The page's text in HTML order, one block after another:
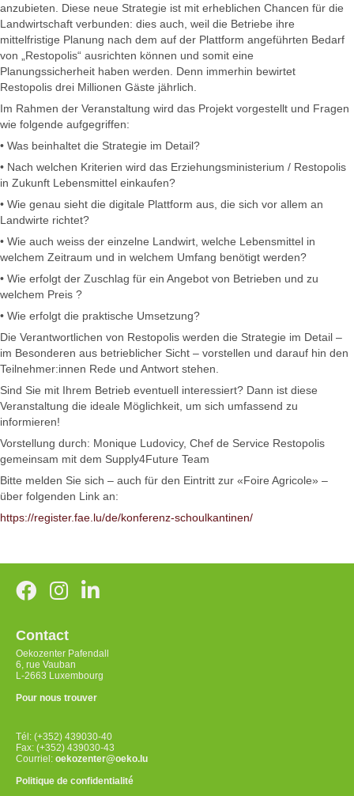
anzubieten. Diese neue Strategie ist mit erheblichen Chancen für die
Landwirtschaft verbunden: dies auch, weil die Betriebe ihre
mittelfristige Planung nach dem auf der Plattform angeführten Bedarf
von „Restopolis“ ausrichten können und somit eine
Planungssicherheit haben werden. Denn immerhin bewirtet
Restopolis drei Millionen Gäste jährlich.
Im Rahmen der Veranstaltung wird das Projekt vorgestellt und Fragen
wie folgende aufgegriffen:
• Was beinhaltet die Strategie im Detail?
• Nach welchen Kriterien wird das Erziehungsministerium / Restopolis
in Zukunft Lebensmittel einkaufen?
• Wie genau sieht die digitale Plattform aus, die sich vor allem an
Landwirte richtet?
• Wie auch weiss der einzelne Landwirt, welche Lebensmittel in
welchem Zeitraum und in welchem Umfang benötigt werden?
• Wie erfolgt der Zuschlag für ein Angebot von Betrieben und zu
welchem Preis ?
• Wie erfolgt die praktische Umsetzung?
Die Verantwortlichen von Restopolis werden die Strategie im Detail –
im Besonderen aus betrieblicher Sicht – vorstellen und darauf hin den
Teilnehmer:innen Rede und Antwort stehen.
Sind Sie mit Ihrem Betrieb eventuell interessiert? Dann ist diese
Veranstaltung die ideale Möglichkeit, um sich umfassend zu
informieren!
Vorstellung durch: Monique Ludovicy, Chef de Service Restopolis
gemeinsam mit dem Supply4Future Team
Bitte melden Sie sich – auch für den Eintritt zur «Foire Agricole» –
über folgenden Link an:
https://register.fae.lu/de/konferenz-schoulkantinen/
Contact
Oekozenter Pafendall
6, rue Vauban
L-2663 Luxembourg
Pour nous trouver
Tél: (+352) 439030-40
Fax: (+352) 439030-43
Courriel: oekozenter@oeko.lu
Politique de confidentialité